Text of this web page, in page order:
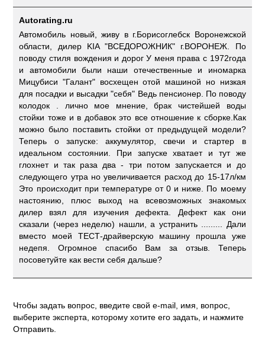
Autorating.ru
Автомобиль новый, живу в г.Борисоглебск Воронежской
области, дилер KIA "ВСЕДОРОЖНИК" г.ВОРОНЕЖ. По
поводу стиля вождения и дорог У меня права с 1972года
и автомобили были наши отечественные и иномарка
Мицубиси "Галант" восхещен отой машиной но низкая
для посадки и высадки "себя" Ведь пенсионер. По поводу
колодок . лично мое мнение, брак чистейшей воды
стойки тоже и в добавок это все отношение к сборке.Как
можно было поставить стойки от предыдущей модели?
Теперь о запуске: аккумулятор, свечи и стартер в
идеальном состоянии. При запуске хватает и тут же
глохнет и так раза два - три потом запускается и до
следующего утра но увеличивается расход до 15-17л/км
Это происходит при температуре от 0 и ниже. По моему
настоянию, плюс выход на всевозможных знакомых
дилер взял для изучения дефекта. Дефект как они
сказали (через неделю) нашли, а устранить ......... Дали
вместо моей ТЕСТ-драйверскую машину прошла уже
недепя. Огромное спасибо Вам за отзыв. Теперь
посоветуйте как вести себя дальше?
Чтобы задать вопрос, введите свой e-mail, имя, вопрос,
выберите эксперта, которому хотите его задать, и нажмите
Отправить.